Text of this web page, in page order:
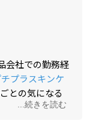
会社での勤務経
プラスキンケ
との気になる
ー』というコ
...続きを読む